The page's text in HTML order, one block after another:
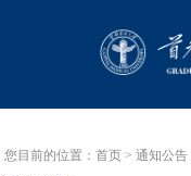
您目前的位置：首页 >通知公告